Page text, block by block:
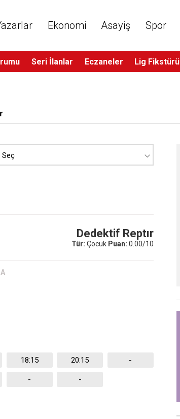
Ekonomi Asayiş Spor
Seri İlanlar Eczaneler Lig Fikstürü
Dedektif Reptır
Tür: Çocuk Puan: 0.00/10
18:15 20:15 -
- -